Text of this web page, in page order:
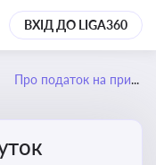
ВХІД ДО LIGA360
Про податок на прибуток